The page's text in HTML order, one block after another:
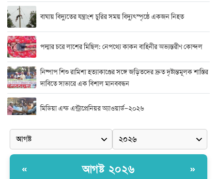
বাঘায় বিদ্যুতের যন্ত্রাংশ চুরির সময় বিদ্যুৎস্পৃষ্ঠে একজন নিহত
পদ্মার চরে লাশের মিছিল: নেপথ্যে কাকন বাহিনীর অভ্যন্তরীণ কোন্দল
নিষ্পাপ শিশু রামিশা হত্যাকাণ্ডের সঙ্গে জড়িতদের দ্রুত দৃষ্টান্তমূলক শাস্তির
দাবিতে সাভারে এক বিশাল মানববন্ধন
মিডিয়া এন্ড এন্ট্রাপ্রেনিয়র অ্যাওয়ার্ড–২০২৬
র‍্যাবের বিশেষ অভিযান: বিদেশি পিস্তল, গুলি, মাদক ও নগদ অর্থ উদ্ধার,
দুর্নীতি ও অনিয়মের অভিযোগে অভিযুক্ত সাব-রেজিস্ট্রার মো. জাকির
« আগষ্ট ২০২৬ »